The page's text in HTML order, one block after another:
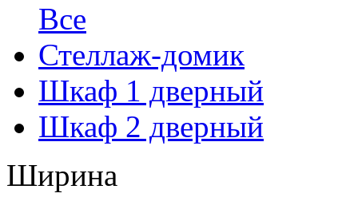
Все
Стеллаж-домик
Шкаф 1 дверный
Шкаф 2 дверный
Ширина